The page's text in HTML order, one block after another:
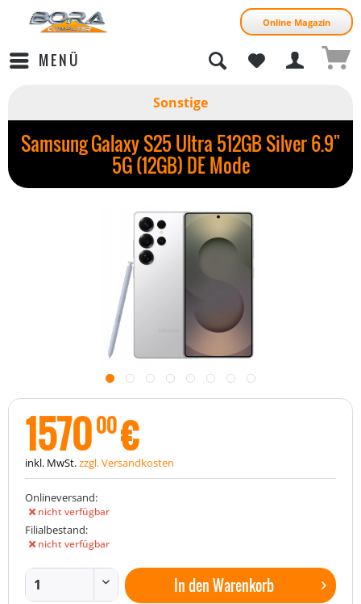
Online Magazin
MENÜ
Sonstige
Samsung Galaxy S25 Ultra 512GB Silver 6.9"
5G (12GB) DE Mode
157000€
inkl. MwSt.zzgl. Versandkosten
Onlineversand:
nicht verfügbar
Filialbestand:
nicht verfügbar
In denWarenkorb